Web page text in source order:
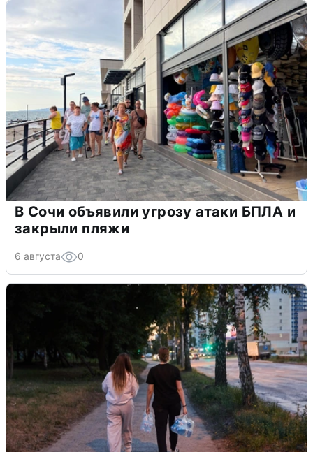
В Сочи объявили угрозу атаки БПЛА и
закрыли пляжи
6 августа 0